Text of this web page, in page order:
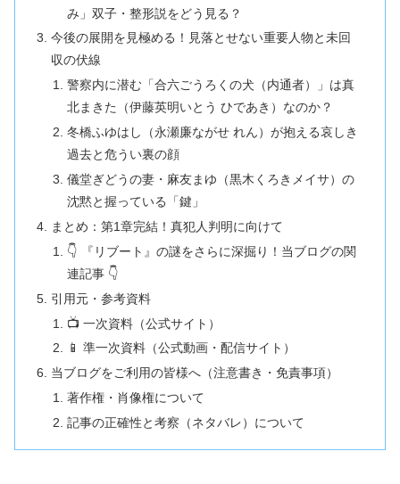
み」双子・整形説をどう見る？
今後の展開を見極める！見落とせない重要人物と未回
収の伏線
警察内に潜む「合六ごうろくの犬（内通者）」は真
北まきた（伊藤英明いとう ひであき）なのか？
冬橋ふゆはし（永瀬廉ながせ れん）が抱える哀しき
過去と危うい裏の顔
儀堂ぎどうの妻・麻友まゆ（黒木くろきメイサ）の
沈黙と握っている「鍵」
まとめ：第1章完結！真犯人判明に向けて
👇 『リブート』の謎をさらに深掘り！当ブログの関
連記事 👇
引用元・参考資料
📺 一次資料（公式サイト）
📱 準一次資料（公式動画・配信サイト）
当ブログをご利用の皆様へ（注意書き・免責事項）
著作権・肖像権について
記事の正確性と考察（ネタバレ）について